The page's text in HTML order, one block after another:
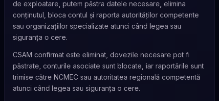
de exploatare, putem păstra datele necesare, elimina
conținutul, bloca contul și raporta autorităților competente
sau organizațiilor specializate atunci când legea sau
siguranța o cere.
CSAM confirmat este eliminat, dovezile necesare pot fi
păstrate, conturile asociate sunt blocate, iar raportările sunt
trimise către NCMEC sau autoritatea regională competentă
atunci când legea sau siguranța o cere.